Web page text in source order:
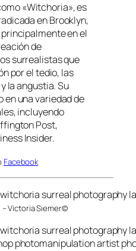
«Witchoria», es
en Brooklyn,
principalmente en el
de
surrealistas que
por el tedio, las
la angustia. Su
en una variedad de
incluyendo
Post,
Insider.
Facebook
Victoria Siemer©